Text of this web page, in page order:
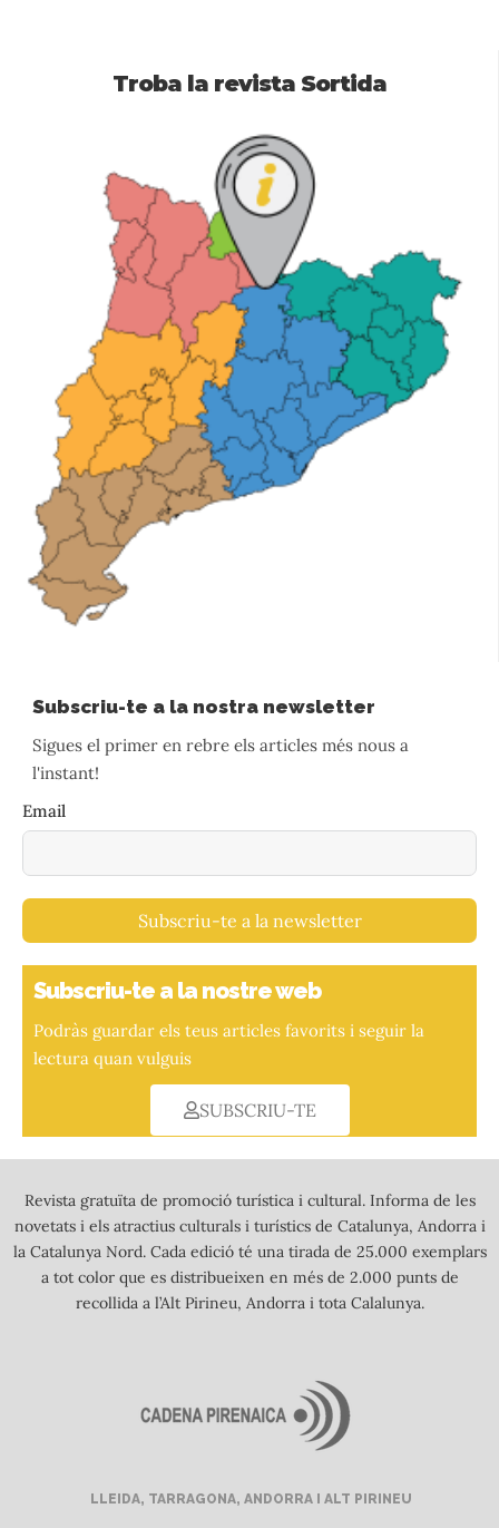
Troba la revista Sortida
Subscriu-te a la nostra newsletter
Sigues el primer en rebre els articles més nous a
l'instant!
Email
Subscriu-te a la newsletter
Subscriu-te a la nostre web
Podràs guardar els teus articles favorits i seguir la
lectura quan vulguis
SUBSCRIU-TE
Revista gratuïta de promoció turística i cultural. Informa de les
novetats i els atractius culturals i turístics de Catalunya, Andorra i
la Catalunya Nord. Cada edició té una tirada de 25.000 exemplars
a tot color que es distribueixen en més de 2.000 punts de
recollida a l’Alt Pirineu, Andorra i tota Calalunya.
LLEIDA, TARRAGONA, ANDORRA I ALT PIRINEU